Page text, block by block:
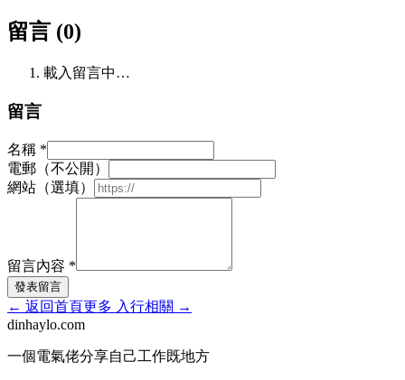
留言 (0)
載入留言中…
留言
名稱 *
電郵（不公開）
網站（選填）
留言內容 *
發表留言
← 返回首頁更多 入行相關 →
dinhaylo.com
一個電氣佬分享自己工作既地方